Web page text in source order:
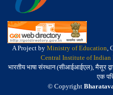
A Project by Ministry of Education,
Central Institute of Indian
भारतीय भाषा संस्थान (सीआईआईएल), मैसूर
एक
© Copyright